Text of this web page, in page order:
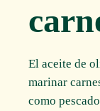
El aceite de
marinar
como